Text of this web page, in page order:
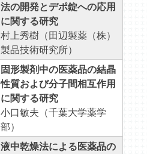
法の開発とデポ錠への応用
に関する研究
村上秀樹（田辺製薬（株）
製品技術研究所）
固形製剤中の医薬品の結晶
性質および分子間相互作用
に関する研究
小口敏夫（千葉大学薬学
部）
液中乾燥法による医薬品の